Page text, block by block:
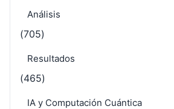
Análisis
(705)
Resultados
(465)
IA y Computación Cuántica